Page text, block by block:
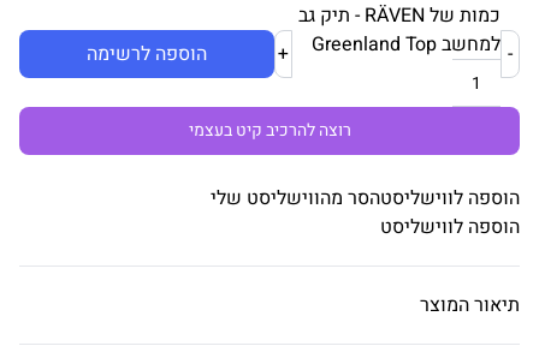
-
כמות של RÄVEN - תיק גב
למחשב Greenland Top
+ הוספה לרשימה
רוצה להרכיב קיט בעצמי
הוספה לווישליסטהסר מהווישליסט שלי
הוספה לווישליסט
תיאור המוצר